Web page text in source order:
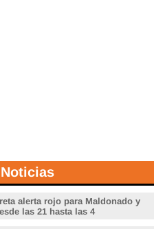
alerta rojo para Maldonado y
las 21 hasta las 4